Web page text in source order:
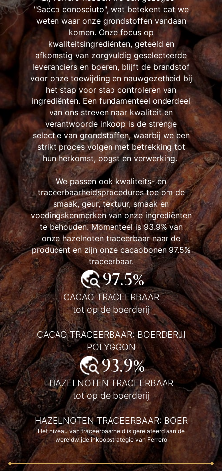
"Sacco conosciuto", wat betekent dat we
weten waar onze grondstoffen vandaan
komen. Onze focus op
kwaliteitsingrediënten, geteeld en
afkomstig van zorgvuldig geselecteerde
leveranciers en boeren, blijft de brandstof
voor onze toewijding en nauwgezetheid bij
het stap voor stap controleren van
ingrediënten. Een fundamenteel onderdeel
van ons streven naar kwaliteit en
verantwoorde inkoop is de strenge
selectie van grondstoffen, waarbij we een
strikt proces volgen met betrekking tot
hun herkomst, oogst en verwerking.
We passen ook kwaliteits- en
traceerbaarheidsprocedures toe om de
smaak, geur, textuur, smaak en
voedingskenmerken van onze ingrediënten
te behouden. Momenteel is 93.9% van
onze hazelnoten traceerbaar naar de
producent en zijn onze cacaobonen 97.5%
traceerbaar.
97.5%
CACAO TRACEERBAAR
tot op de boerderij
CACAO TRACEERBAAR: BOERDERJI
POLYGGON
93.9%
HAZELNOTEN TRACEERBAAR
tot op de boerderij
HAZELNOTEN TRACEERBAAR: BOER
Het niveau van traceerbaarheid is gerelateerd aan de
wereldwijde inkoopstrategie van Ferrero